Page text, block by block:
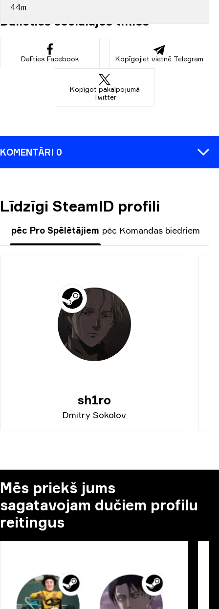
44m
Dalieties sociālajos tīklos
Dalīties Facebook Kopīgojiet vietnē Telegram
Kopīgot pakalpojumā
Twitter
KOMENTĀRI 0
KOMENTĒT
Līdzīgi SteamID profili
pēc Pro Spēlētājiem pēc Komandas biedriem
sh1ro
Dmitry Sokolov
Mēs priekš jums
sagatavojam dučiem profilu
reitingus